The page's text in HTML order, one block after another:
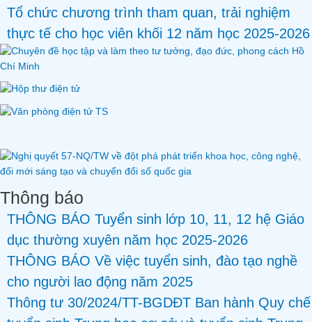
Tổ chức chương trình tham quan, trải nghiệm
thực tế cho học viên khối 12 năm học 2025-2026
Thông báo
THÔNG BÁO Tuyển sinh lớp 10, 11, 12 hệ Giáo
dục thường xuyên năm học 2025-2026
THÔNG BÁO Về việc tuyển sinh, đào tạo nghề
cho người lao động năm 2025
Thông tư 30/2024/TT-BGDĐT Ban hành Quy chế